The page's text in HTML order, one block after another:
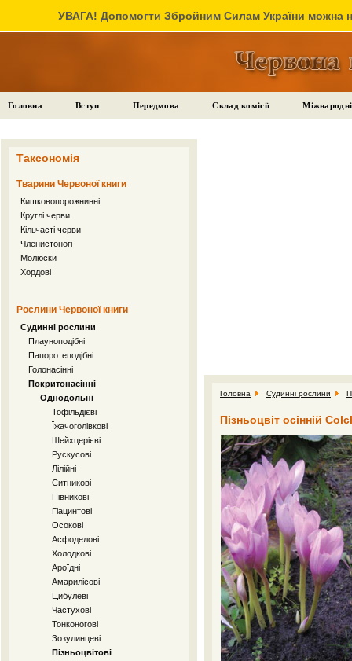
УВАГА! Допомогти Збройним Силам України можна
Головна Вступ Передмова Склад комісії
Таксономія
Тварини Червоної книги
Кишковопорожнинні
Круглі черви
Кільчасті черви
Членистоногі
Молюски
Хордові
Рослини Червоної книги
Судинні рослини
Плауноподібні
Папоротеподібні
Голонасінні
Покритонасінні
Однодольні
Тофільдієві
Їжачоголівкові
Шейхцерієві
Рускусові
Лілійні
Ситникові
Півникові
Гіацинтові
Осокові
Асфоделові
Холодкові
Ароїдні
Амарилісові
Цибулеві
Частухові
Тонконогові
Зозулинцеві
Пізньоцвітові
Головна Судинні рослини
Пізньоцвіт осінній